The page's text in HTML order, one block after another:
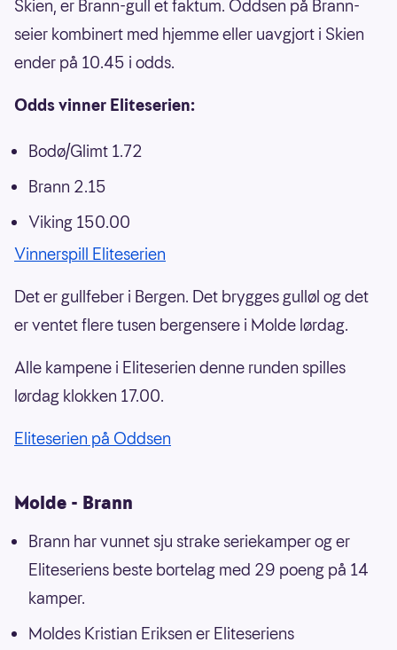
Skien, er Brann-gull et faktum. Oddsen på Brann-
seier kombinert med hjemme eller uavgjort i Skien
ender på 10.45 i odds.
Odds vinner Eliteserien:
Bodø/Glimt 1.72
Brann 2.15
Viking 150.00
Vinnerspill Eliteserien
Det er gullfeber i Bergen. Det brygges gulløl og det
er ventet flere tusen bergensere i Molde lørdag.
Alle kampene i Eliteserien denne runden spilles
lørdag klokken 17.00.
Eliteserien på Oddsen
Molde - Brann
Brann har vunnet sju strake seriekamper og er
Eliteseriens beste bortelag med 29 poeng på 14
kamper.
Moldes Kristian Eriksen er Eliteseriens